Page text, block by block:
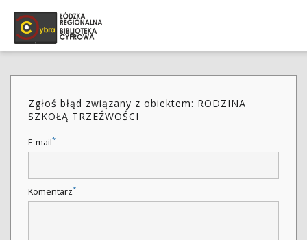
Zgłoś błąd związany z obiektem: RODZINA
SZKOŁĄ TRZEŹWOŚCI
E-mail*
Komentarz*